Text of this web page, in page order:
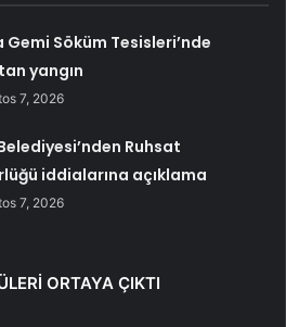
Gemi Söküm Tesisleri’nde
yangın
7, 2026
Ruhsat
iddialarına açıklama
7, 2026
ORTAYA ÇIKTI